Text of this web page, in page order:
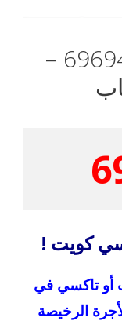
تاكسي المرقاب 69694241 –
كويت !
أو تاكسي في
الرخيصة